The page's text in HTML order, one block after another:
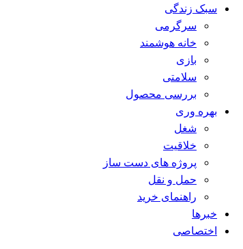
سبک زندگی
سرگرمی
خانه هوشمند
بازی
سلامتی
بررسی محصول
بهره وری
شغل
خلاقیت
پروژه های دست ساز
حمل و نقل
راهنمای خرید
خبرها
اختصاصی